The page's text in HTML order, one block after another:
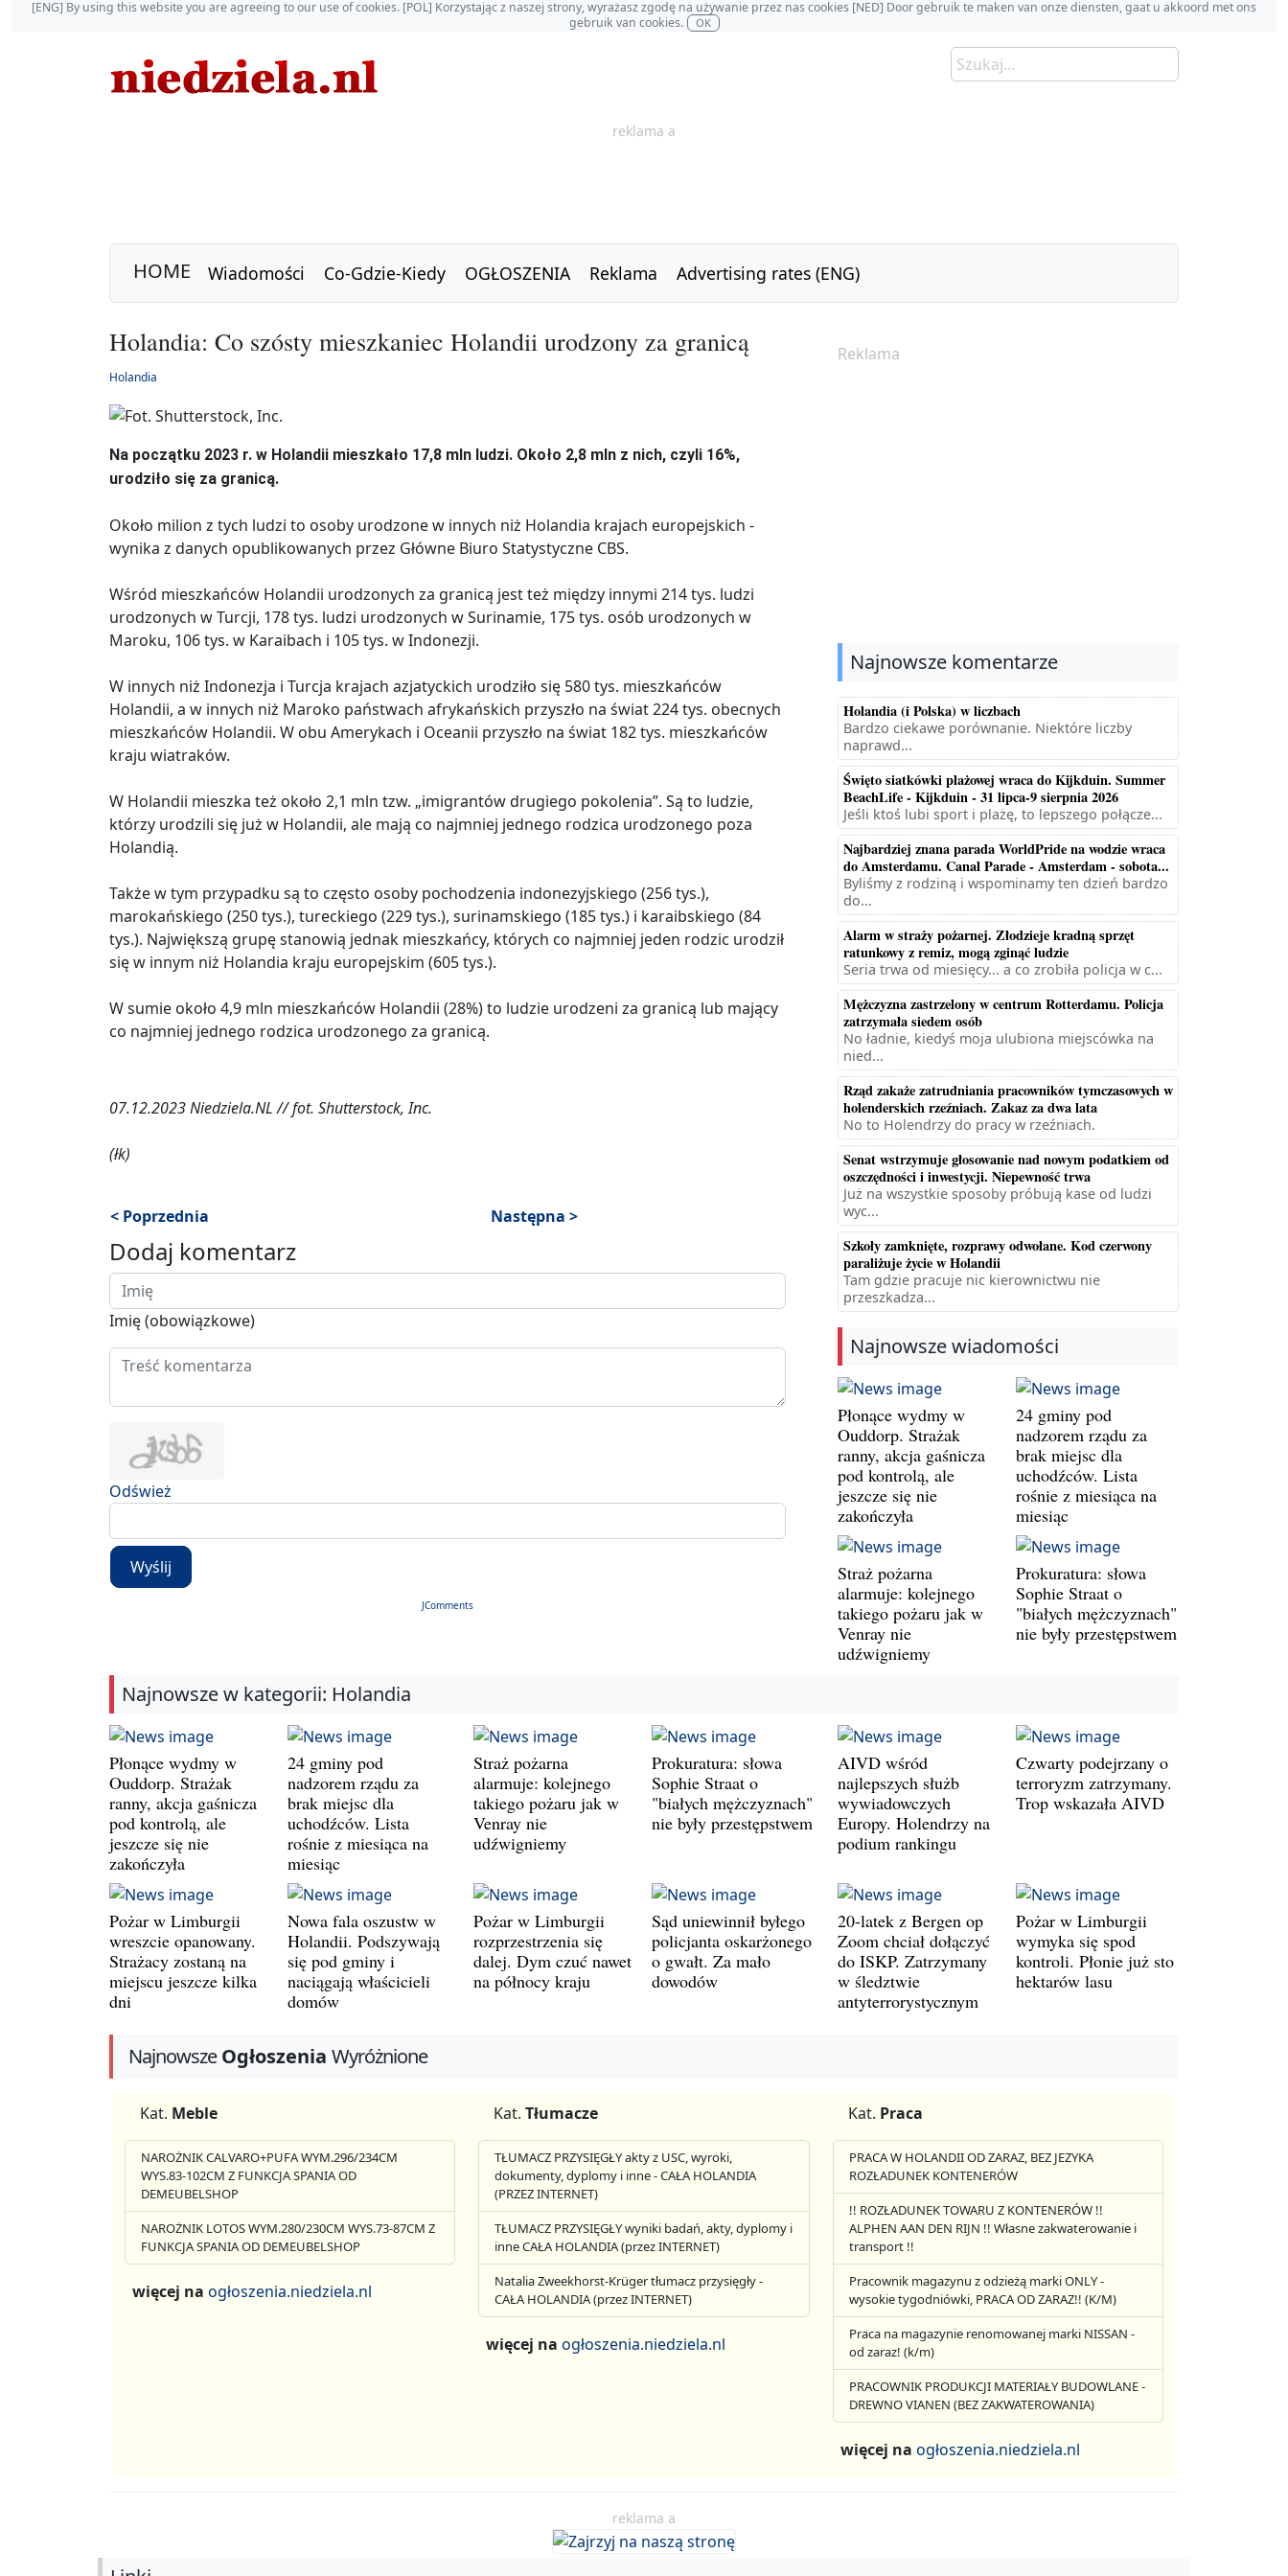
[ENG] By using this website you are agreeing to our use of cookies. [POL] Korzystając z naszej strony, wyrażasz zgodę na używanie przez nas cookies [NED] Door gebruik te maken van onze diensten, gaat u akkoord met ons
gebruik van cookies.
OK
reklama a
HOME Wiadomości Co-Gdzie-Kiedy OGŁOSZENIA Reklama Advertising rates (ENG)
Holandia: Co szósty mieszkaniec Holandii urodzony za granicą
Holandia
Na początku 2023 r. w Holandii mieszkało 17,8 mln ludzi. Około 2,8 mln z nich, czyli 16%,
urodziło się za granicą.
Około milion z tych ludzi to osoby urodzone w innych niż Holandia krajach europejskich -
wynika z danych opublikowanych przez Główne Biuro Statystyczne CBS.
Wśród mieszkańców Holandii urodzonych za granicą jest też między innymi 214 tys. ludzi
urodzonych w Turcji, 178 tys. ludzi urodzonych w Surinamie, 175 tys. osób urodzonych w
Maroku, 106 tys. w Karaibach i 105 tys. w Indonezji.
W innych niż Indonezja i Turcja krajach azjatyckich urodziło się 580 tys. mieszkańców
Holandii, a w innych niż Maroko państwach afrykańskich przyszło na świat 224 tys. obecnych
mieszkańców Holandii. W obu Amerykach i Oceanii przyszło na świat 182 tys. mieszkańców
kraju wiatraków.
W Holandii mieszka też około 2,1 mln tzw. „imigrantów drugiego pokolenia”. Są to ludzie,
którzy urodzili się już w Holandii, ale mają co najmniej jednego rodzica urodzonego poza
Holandią.
Także w tym przypadku są to często osoby pochodzenia indonezyjskiego (256 tys.),
marokańskiego (250 tys.), tureckiego (229 tys.), surinamskiego (185 tys.) i karaibskiego (84
tys.). Największą grupę stanowią jednak mieszkańcy, których co najmniej jeden rodzic urodził
się w innym niż Holandia kraju europejskim (605 tys.).
W sumie około 4,9 mln mieszkańców Holandii (28%) to ludzie urodzeni za granicą lub mający
co najmniej jednego rodzica urodzonego za granicą.
07.12.2023 Niedziela.NL // fot. Shutterstock, Inc.
(łk)
< Poprzednia Następna >
Dodaj komentarz
Imię (obowiązkowe)
Odśwież
Wyślij
JComments
Reklama
Najnowsze komentarze
Holandia (i Polska) w liczbach
Bardzo ciekawe porównanie. Niektóre liczby
naprawd...
Święto siatkówki plażowej wraca do Kijkduin. Summer
BeachLife - Kijkduin - 31 lipca-9 sierpnia 2026
Jeśli ktoś lubi sport i plażę, to lepszego połącze...
Najbardziej znana parada WorldPride na wodzie wraca
do Amsterdamu. Canal Parade - Amsterdam - sobota...
Byliśmy z rodziną i wspominamy ten dzień bardzo
do...
Alarm w straży pożarnej. Złodzieje kradną sprzęt
ratunkowy z remiz, mogą zginąć ludzie
Seria trwa od miesięcy... a co zrobiła policja w c...
Mężczyzna zastrzelony w centrum Rotterdamu. Policja
zatrzymała siedem osób
No ładnie, kiedyś moja ulubiona miejscówka na
nied...
Rząd zakaże zatrudniania pracowników tymczasowych w
holenderskich rzeźniach. Zakaz za dwa lata
No to Holendrzy do pracy w rzeźniach.
Senat wstrzymuje głosowanie nad nowym podatkiem od
oszczędności i inwestycji. Niepewność trwa
Już na wszystkie sposoby próbują kase od ludzi
wyc...
Szkoły zamknięte, rozprawy odwołane. Kod czerwony
paraliżuje życie w Holandii
Tam gdzie pracuje nic kierownictwu nie
przeszkadza...
Najnowsze wiadomości
Płonące wydmy w
Ouddorp. Strażak
ranny, akcja gaśnicza
pod kontrolą, ale
jeszcze się nie
zakończyła
24 gminy pod
nadzorem rządu za
brak miejsc dla
uchodźców. Lista
rośnie z miesiąca na
miesiąc
Straż pożarna
alarmuje: kolejnego
takiego pożaru jak w
Venray nie
udźwigniemy
Prokuratura: słowa
Sophie Straat o
"białych mężczyznach"
nie były przestępstwem
Najnowsze w kategorii: Holandia
Płonące wydmy w
Ouddorp. Strażak
ranny, akcja gaśnicza
pod kontrolą, ale
jeszcze się nie
zakończyła
24 gminy pod
nadzorem rządu za
brak miejsc dla
uchodźców. Lista
rośnie z miesiąca na
miesiąc
Straż pożarna
alarmuje: kolejnego
takiego pożaru jak w
Venray nie
udźwigniemy
Prokuratura: słowa
Sophie Straat o
"białych mężczyznach"
nie były przestępstwem
AIVD wśród
najlepszych służb
wywiadowczych
Europy. Holendrzy na
podium rankingu
Czwarty podejrzany o
terroryzm zatrzymany.
Trop wskazała AIVD
Pożar w Limburgii
wreszcie opanowany.
Strażacy zostaną na
miejscu jeszcze kilka
dni
Nowa fala oszustw w
Holandii. Podszywają
się pod gminy i
naciągają właścicieli
domów
Pożar w Limburgii
rozprzestrzenia się
dalej. Dym czuć nawet
na północy kraju
Sąd uniewinnił byłego
policjanta oskarżonego
o gwałt. Za mało
dowodów
20-latek z Bergen op
Zoom chciał dołączyć
do ISKP. Zatrzymany
w śledztwie
antyterrorystycznym
Pożar w Limburgii
wymyka się spod
kontroli. Płonie już sto
hektarów lasu
NajnowszeOgłoszenia Wyróżnione
Kat. Meble
NAROŻNIK CALVARO+PUFA WYM.296/234CM
WYS.83-102CM Z FUNKCJA SPANIA OD
DEMEUBELSHOP
NAROŻNIK LOTOS WYM.280/230CM WYS.73-87CM Z
FUNKCJA SPANIA OD DEMEUBELSHOP
więcej na ogłoszenia.niedziela.nl
Kat. Tłumacze
TŁUMACZ PRZYSIĘGŁY akty z USC, wyroki,
dokumenty, dyplomy i inne - CAŁA HOLANDIA
(PRZEZ INTERNET)
TŁUMACZ PRZYSIĘGŁY wyniki badań, akty, dyplomy i
inne CAŁA HOLANDIA (przez INTERNET)
Natalia Zweekhorst-Krüger tłumacz przysięgły -
CAŁA HOLANDIA (przez INTERNET)
więcej naogłoszenia.niedziela.nl
Kat. Praca
PRACA W HOLANDII OD ZARAZ, BEZ JEZYKA
ROZŁADUNEK KONTENERÓW
!! ROZŁADUNEK TOWARU Z KONTENERÓW !!
ALPHEN AAN DEN RIJN !! Własne zakwaterowanie i
transport !!
Pracownik magazynu z odzieżą marki ONLY -
wysokie tygodniówki, PRACA OD ZARAZ!! (K/M)
Praca na magazynie renomowanej marki NISSAN -
od zaraz! (k/m)
PRACOWNIK PRODUKCJI MATERIAŁY BUDOWLANE -
DREWNO VIANEN (BEZ ZAKWATEROWANIA)
więcej na ogłoszenia.niedziela.nl
reklama a